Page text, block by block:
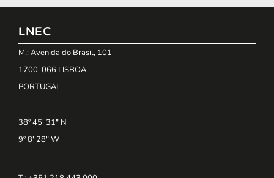
LNEC
M.: Avenida do Brasil, 101
1700-066 LISBOA
PORTUGAL
38º 45' 31" N
9º 8' 28" W